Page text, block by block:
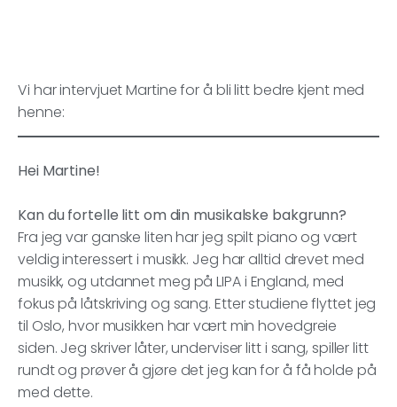
Vi har intervjuet Martine for å bli litt bedre kjent med
henne:
Hei Martine!
Kan du fortelle litt om din musikalske bakgrunn?
Fra jeg var ganske liten har jeg spilt piano og vært
veldig interessert i musikk. Jeg har alltid drevet med
musikk, og utdannet meg på LIPA i England, med
fokus på låtskriving og sang. Etter studiene flyttet jeg
til Oslo, hvor musikken har vært min hovedgreie
siden. Jeg skriver låter, underviser litt i sang, spiller litt
rundt og prøver å gjøre det jeg kan for å få holde på
med dette.